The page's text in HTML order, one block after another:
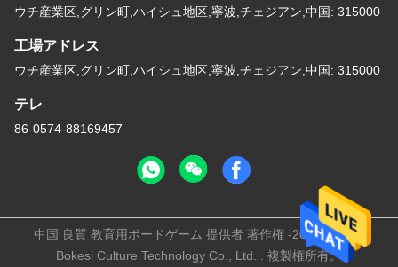
ウチ産業区,グリン町,ハイシュ地区,寧波,チェジアン,中国: 315000
工場アドレス
ウチ産業区,グリン町,ハイシュ地区,寧波,チェジアン,中国: 315000
テレ
86-0574-88169457
中国 良質 教育用ボードゲーム 提供者 著作権 -2025 Ningbo
Bokesi Culture Technology Co., Ltd. . 複製権所有。